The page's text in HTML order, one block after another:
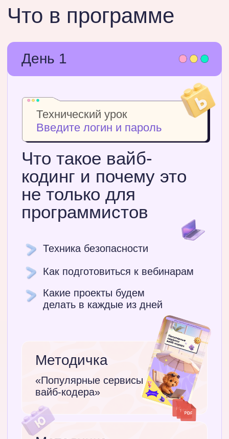
в двух нейронках
на выбор!
«Банк идей для вашего
учебными и творческими
кейсами
День 3
Первый полезный
сервис для жизни
Собираем личный трекер
Учимся просить ИИ доработать
продукт с учетом ошибок